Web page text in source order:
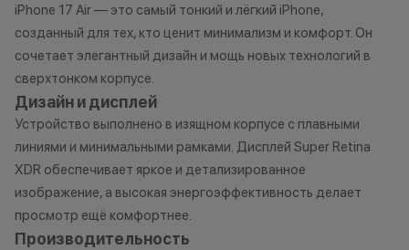
оплатить:
до 20% от чека — на аксессуары;
до 10% от чека — на
оригинальную продукцию Dyson и
Xiaomi.
до 5% от чека — на оригинальную
продукцию Apple;
до 2% от чека — на новые iPhone;
договора
причинам
нарушение
усмотрение
изменить
iPhone 17 Air — это самый тонкий и лёгкий iPhone,
созданный для тех, кто ценит минимализм и комфорт. Он
сочетает элегантный дизайн и мощь новых технологий в
сверхтонком корпусе.
Дизайн и дисплей
Устройство выполнено в изящном корпусе с плавными
линиями и минимальными рамками. Дисплей Super Retina
XDR обеспечивает яркое и детализированное
изображение, а высокая энергоэффективность делает
просмотр ещё комфортнее.
Производительность